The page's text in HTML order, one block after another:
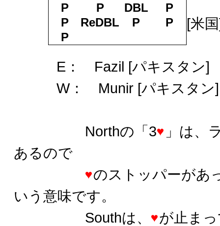
P
P DBL
P
P
ReDBL P
P
P
[米
E： Fazil [パキスタン]
W： Munir [パキスタン]
Northの「3
」は、
あるので
のストッパーがあ
いう意味です。
Southは、
が止ま